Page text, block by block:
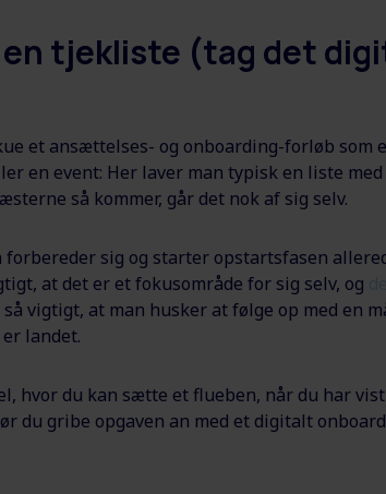
tjekliste (tag det
et ansættelses- og onboarding-forløb som
en event: Her laver man typisk en liste
så kommer, går det nok af sig selv.
forbereder sig og starter opstartsfasen
at det er et fokusområde for sig selv, og
vigtigt, at man husker at følge op med en
landet.
hvor du kan sætte et flueben, når du har
du gribe opgaven an med et digitalt